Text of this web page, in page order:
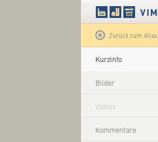
Zurück zum Atlas
Kurzinfo
Bilder
Videos
Kommentare